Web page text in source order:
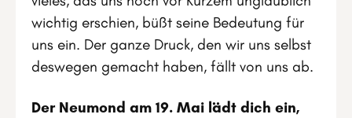
wichtig erschien, büßt seine Bedeutung für
uns ein. Der ganze Druck, den wir uns selbst
deswegen gemacht haben, fällt von uns ab.
Der Neumond am 19. Mai lädt dich ein,